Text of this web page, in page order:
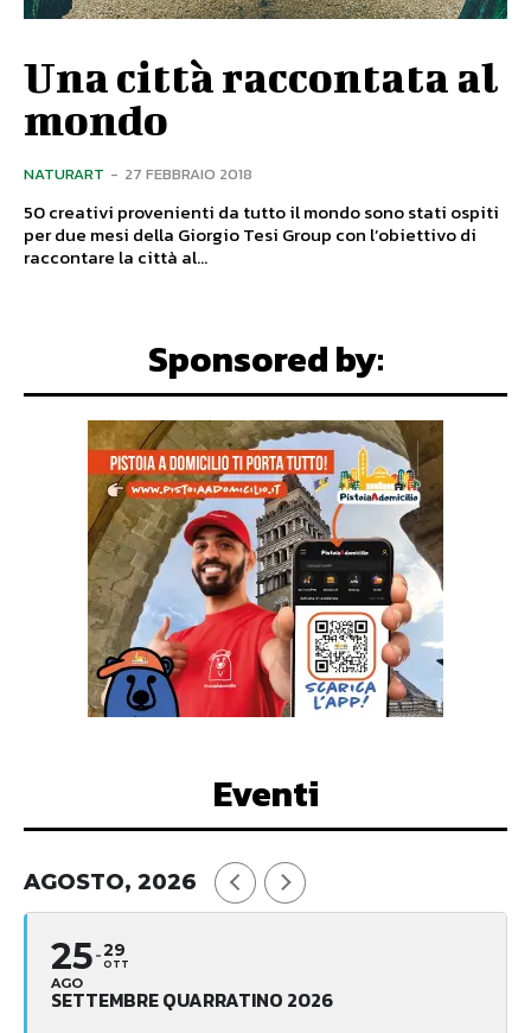
Una città raccontata al
mondo
NATURART - 27 FEBBRAIO 2018
50 creativi provenienti da tutto il mondo sono stati ospiti
per due mesi della Giorgio Tesi Group con l’obiettivo di
raccontare la città al...
Sponsored by:
Eventi
AGOSTO, 2026
25
AGO
29
OTT
SETTEMBRE QUARRATINO 2026